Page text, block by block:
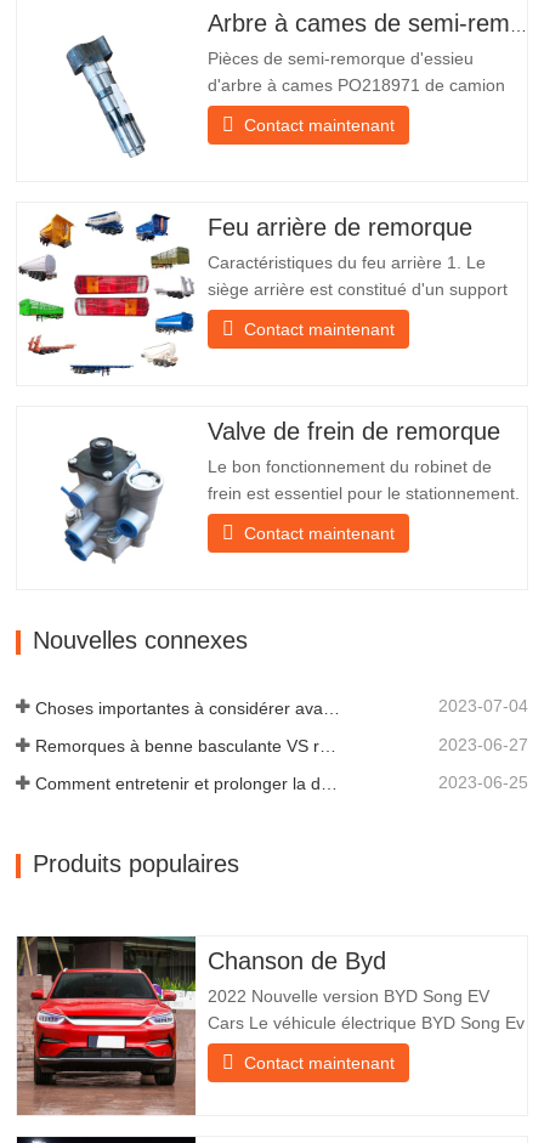
Arbre à cames de semi-remorque
Pièces de semi-remorque d'essieu
d'arbre à cames PO218971 de camion
chinois à vendre Caractéristiques Produit
Pièces de rechange pour remorque
expédition À propos de nous Chengda
Group est un fabricant chinois de…
Contact maintenant
Feu arrière de remorque
Caractéristiques du feu arrière 1. Le
siège arrière est constitué d'un support
en fer, beaucoup plus résistant que
d'autres matériaux. Des vis et des écrous
l'abat-jour pour mieux protéger l'abat-jour
Contact maintenant
Valve de frein de remorque
Le bon fonctionnement du robinet de
frein est essentiel pour le stationnement.
Il assure un freinage en douceur de la
remorque. Fondée en 2005, Chengda
scientifiques et une équipe…
Contact maintenant
Nouvelles connexes
2023-07-04
2023-06-27
Comment entretenir et prolonger la durée de vie des remorques à benne basculante ? 2023-06-25
Produits populaires
Chanson de Byd
2022 Nouvelle version BYD Song EV
Cars Le véhicule électrique BYD Song Ev
se concentre sur l’expérience client et le
développement de produits pour
Contact maintenant